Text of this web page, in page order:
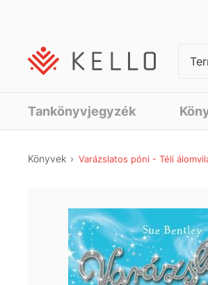
Tankönyvjegyzék
Könyvek Varázslatos póni - Téli